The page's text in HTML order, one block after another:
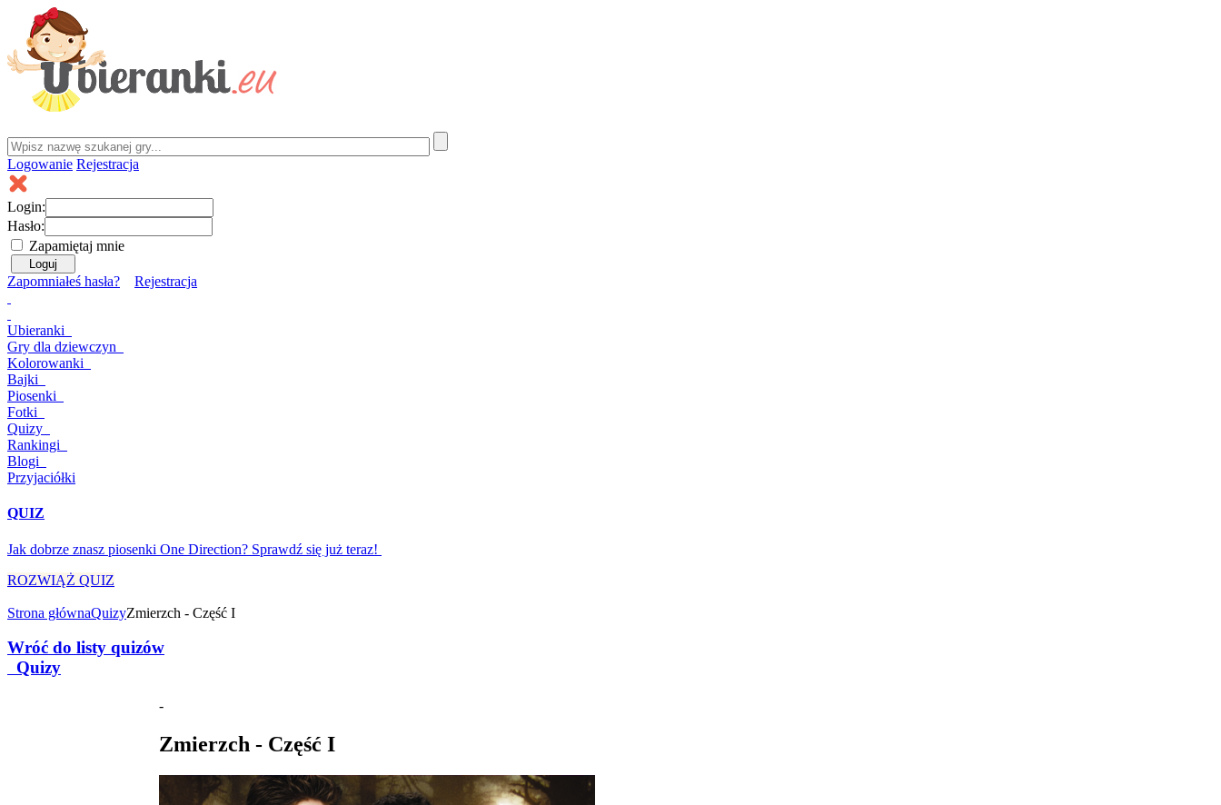
Logowanie Rejestracja
Login:
Hasło:
Zapamiętaj mnie
Zapomniałeś hasła? Rejestracja
Ubieranki
Gry dla dziewczyn
Kolorowanki
Bajki
Piosenki
Fotki
Quizy
Rankingi
Blogi
Przyjaciółki
QUIZ
Jak dobrze znasz piosenki One Direction? Sprawdź się już teraz!
ROZWIĄŻ QUIZ
Strona głównaQuizyZmierzch - Część I
Wróć do listy quizów
Quizy
-
Zmierzch - Część I